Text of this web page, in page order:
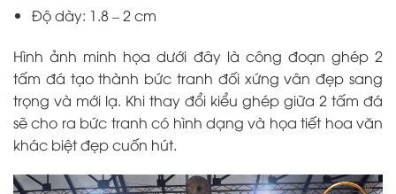
Độ dày: 1.8 – 2 cm
Hình ảnh minh họa dưới đây là công đoạn ghép 2
tấm đá tạo thành bức tranh đối xứng vân đẹp sang
trọng và mới lạ. Khi thay đổi kiểu ghép giữa 2 tấm đá
sẽ cho ra bức tranh có hình dạng và họa tiết hoa văn
khác biệt đẹp cuốn hút.